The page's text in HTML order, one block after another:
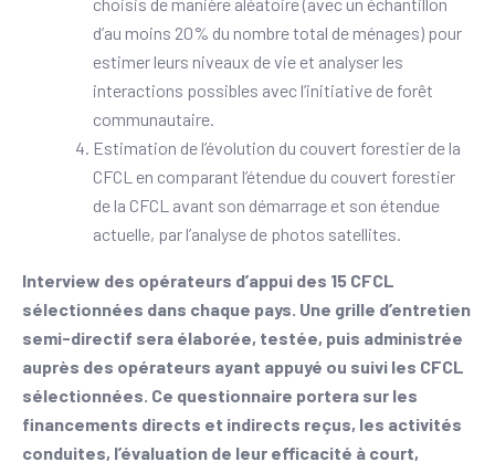
d’au moins 20% du nombre total de ménages) pour
estimer leurs niveaux de vie et analyser les
interactions possibles avec l’initiative de forêt
communautaire.
Estimation de l’évolution du couvert forestier de la
CFCL en comparant l’étendue du couvert forestier
de la CFCL avant son démarrage et son étendue
actuelle, par l’analyse de photos satellites.
Interview des opérateurs d’appui des 15 CFCL
sélectionnées dans chaque pays. Une grille d’entretien
semi-directif sera élaborée, testée, puis administrée
auprès des opérateurs ayant appuyé ou suivi les CFCL
sélectionnées. Ce questionnaire portera sur les
financements directs et indirects reçus, les activités
conduites, l’évaluation de leur efficacité à court,